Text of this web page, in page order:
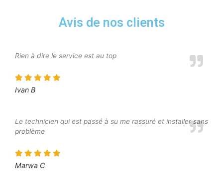
Avis de nos clients
Rien à dire le service est au top
Ivan B
Le technicien qui est passé à su me rassuré et installer sans
problème
Marwa C